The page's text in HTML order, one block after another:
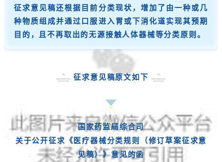
征求意见稿还根据目前分类现状，增加了由一种或几
种物质组成并通过口服进入胃或下消化道实现其预期
目的，且不再取出的无源接触人体器械等分类原则。
征求意见稿原文如下
国家药监局综合司
关于公开征求《医疗器械分类规则（修订草案征求意
见稿）》意见的函